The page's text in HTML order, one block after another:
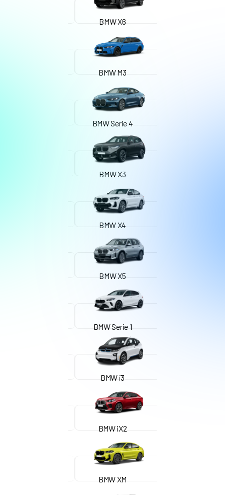
BMW X6
BMW M3
BMW Serie 4
BMW X3
BMW X4
BMW X5
BMW Serie 1
BMW i3
BMW iX2
BMW XM